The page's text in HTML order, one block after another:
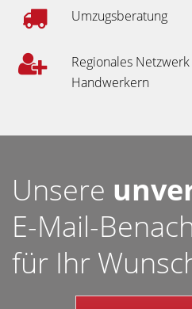
Umzugsberatung
Regionales
Handwerkern
Unsere
E-Mail-
für Ihr